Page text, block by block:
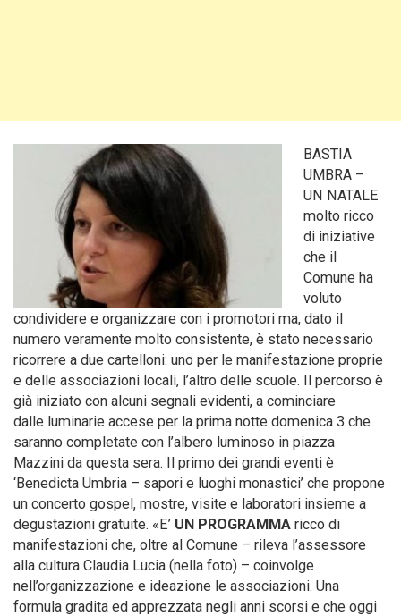
BASTIA
UMBRA –
UN NATALE
molto ricco
di iniziative
che il
Comune ha
voluto
condividere e organizzare con i promotori ma, dato il
numero veramente molto consistente, è stato necessario
ricorrere a due cartelloni: uno per le manifestazione proprie
e delle associazioni locali, l’altro delle scuole. Il percorso è
già iniziato con alcuni segnali evidenti, a cominciare
dalle luminarie accese per la prima notte domenica 3 che
saranno completate con l’albero luminoso in piazza
Mazzini da questa sera. Il primo dei grandi eventi è
‘Benedicta Umbria – sapori e luoghi monastici’ che propone
un concerto gospel, mostre, visite e laboratori insieme a
degustazioni gratuite. «E’ UN PROGRAMMA ricco di
manifestazioni che, oltre al Comune – rileva l’assessore
alla cultura Claudia Lucia (nella foto) – coinvolge
nell’organizzazione e ideazione le associazioni. Una
formula gradita ed apprezzata negli anni scorsi e che oggi